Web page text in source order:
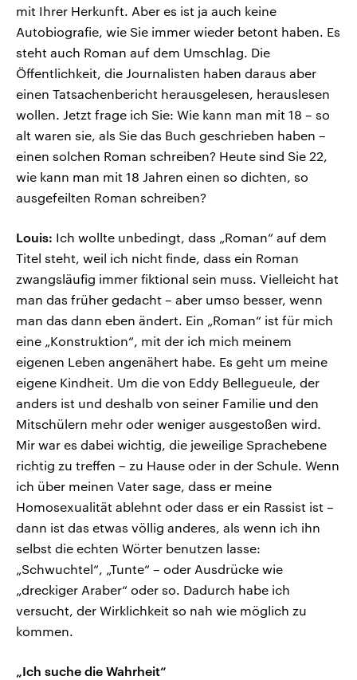
mit Ihrer Herkunft. Aber es ist ja auch keine
Autobiografie, wie Sie immer wieder betont haben. Es
steht auch Roman auf dem Umschlag. Die
Öffentlichkeit, die Journalisten haben daraus aber
einen Tatsachenbericht herausgelesen, herauslesen
wollen. Jetzt frage ich Sie: Wie kann man mit 18 – so
alt waren sie, als Sie das Buch geschrieben haben –
einen solchen Roman schreiben? Heute sind Sie 22,
wie kann man mit 18 Jahren einen so dichten, so
ausgefeilten Roman schreiben?
Louis: Ich wollte unbedingt, dass „Roman“ auf dem
Titel steht, weil ich nicht finde, dass ein Roman
zwangsläufig immer fiktional sein muss. Vielleicht hat
man das früher gedacht – aber umso besser, wenn
man das dann eben ändert. Ein „Roman“ ist für mich
eine „Konstruktion“, mit der ich mich meinem
eigenen Leben angenähert habe. Es geht um meine
eigene Kindheit. Um die von Eddy Bellegueule, der
anders ist und deshalb von seiner Familie und den
Mitschülern mehr oder weniger ausgestoßen wird.
Mir war es dabei wichtig, die jeweilige Sprachebene
richtig zu treffen – zu Hause oder in der Schule. Wenn
ich über meinen Vater sage, dass er meine
Homosexualität ablehnt oder dass er ein Rassist ist –
dann ist das etwas völlig anderes, als wenn ich ihn
selbst die echten Wörter benutzen lasse:
„Schwuchtel“, „Tunte“ – oder Ausdrücke wie
„dreckiger Araber“ oder so. Dadurch habe ich
versucht, der Wirklichkeit so nah wie möglich zu
kommen.
„Ich suche die Wahrheit“